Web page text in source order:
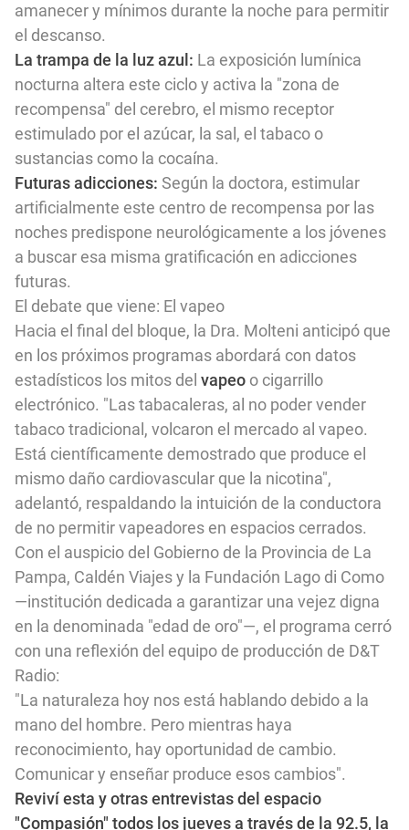
amanecer y mínimos durante la noche para permitir
el descanso.
La trampa de la luz azul: La exposición lumínica
nocturna altera este ciclo y activa la "zona de
recompensa" del cerebro, el mismo receptor
estimulado por el azúcar, la sal, el tabaco o
sustancias como la cocaína.
Futuras adicciones: Según la doctora, estimular
artificialmente este centro de recompensa por las
noches predispone neurológicamente a los jóvenes
a buscar esa misma gratificación en adicciones
futuras.
El debate que viene: El vapeo
Hacia el final del bloque, la Dra. Molteni anticipó que
en los próximos programas abordará con datos
estadísticos los mitos del vapeo o cigarrillo
electrónico. "Las tabacaleras, al no poder vender
tabaco tradicional, volcaron el mercado al vapeo.
Está científicamente demostrado que produce el
mismo daño cardiovascular que la nicotina",
adelantó, respaldando la intuición de la conductora
de no permitir vapeadores en espacios cerrados.
Con el auspicio del Gobierno de la Provincia de La
Pampa, Caldén Viajesy la Fundación Lago di Como
—institución dedicada a garantizar una vejez digna
en la denominada "edad de oro"—, el programa cerró
con una reflexión del equipo de producción de D&T
Radio:
"La naturaleza hoy nos está hablando debido a la
mano del hombre. Pero mientras haya
reconocimiento, hay oportunidad de cambio.
Comunicar y enseñar produce esos cambios".
Reviví esta y otras entrevistas del espacio
"Compasión" todos los jueves a través de la 92.5, la